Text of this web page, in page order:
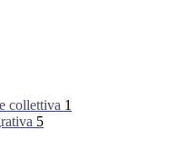
collettiva 1
5